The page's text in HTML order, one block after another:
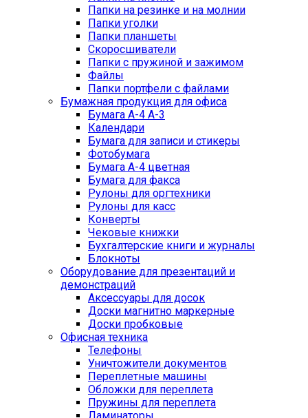
Папки на резинке и на молнии
Папки уголки
Папки планшеты
Скоросшиватели
Папки с пружиной и зажимом
Файлы
Папки портфели с файлами
Бумажная продукция для офиса
Бумага А-4 А-3
Календари
Бумага для записи и стикеры
Фотобумага
Бумага А-4 цветная
Бумага для факса
Рулоны для оргтехники
Рулоны для касс
Конверты
Чековые книжки
Бухгалтерские книги и журналы
Блокноты
Оборудование для презентаций и
демонстраций
Аксессуары для досок
Доски магнитно маркерные
Доски пробковые
Офисная техника
Телефоны
Уничтожители документов
Переплетные машины
Обложки для переплета
Пружины для переплета